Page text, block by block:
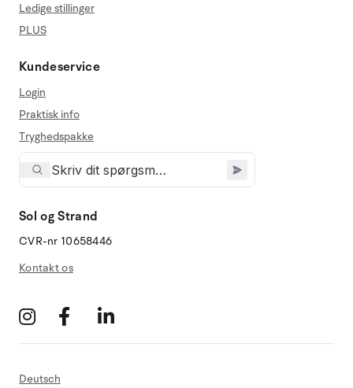
Ledige stillinger
PLUS
Kundeservice
Login
Praktisk info
Tryghedspakke
Sol og Strand
CVR-nr 10658446
Kontakt os
Deutsch